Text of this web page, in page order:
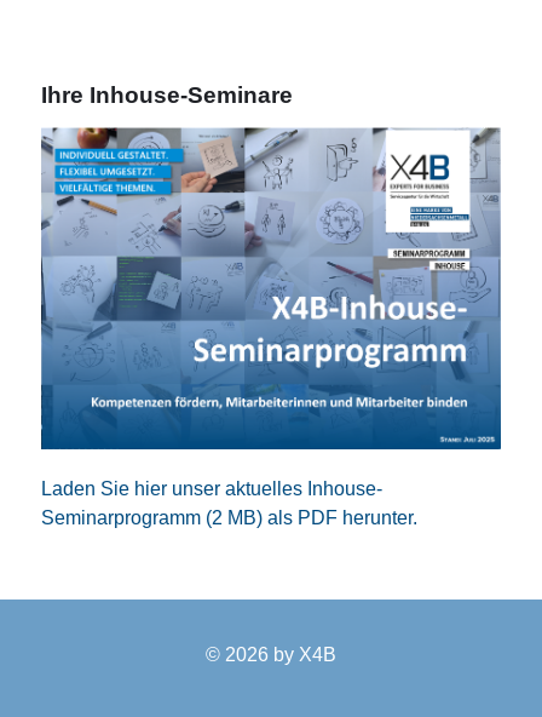
Ihre Inhouse-Seminare
Laden Sie hier unser aktuelles Inhouse-
Seminarprogramm (2 MB) als PDF herunter.
© 2026 by X4B